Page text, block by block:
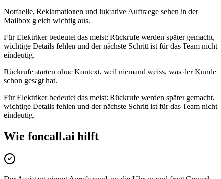
Notfaelle, Reklamationen und lukrative Auftraege sehen in der
Mailbox gleich wichtig aus.
FürElektrikerbedeutet das meist: Rückrufe werden später gemacht,
wichtige Details fehlen und der nächste Schritt ist für das Team nicht
eindeutig.
Rückrufe starten ohne Kontext, weil niemand weiss, was der Kunde
schon gesagt hat.
FürElektrikerbedeutet das meist: Rückrufe werden später gemacht,
wichtige Details fehlen und der nächste Schritt ist für das Team nicht
eindeutig.
Wie foncall.ai hilft